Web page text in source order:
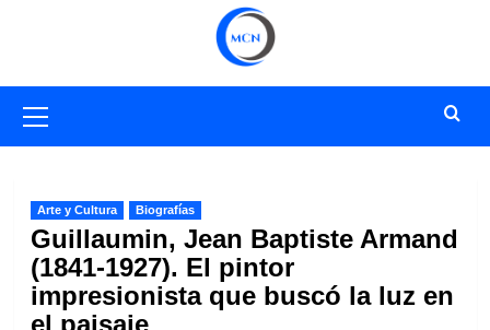
primario
Arte y Cultura Biografías
Guillaumin, Jean Baptiste Armand
(1841-1927). El pintor
impresionista que buscó la luz en
el paisaje